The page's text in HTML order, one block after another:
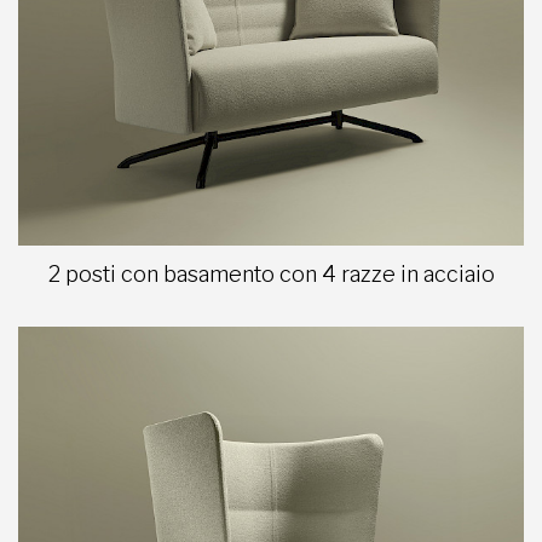
2 posti con basamento con 4 razze in acciaio